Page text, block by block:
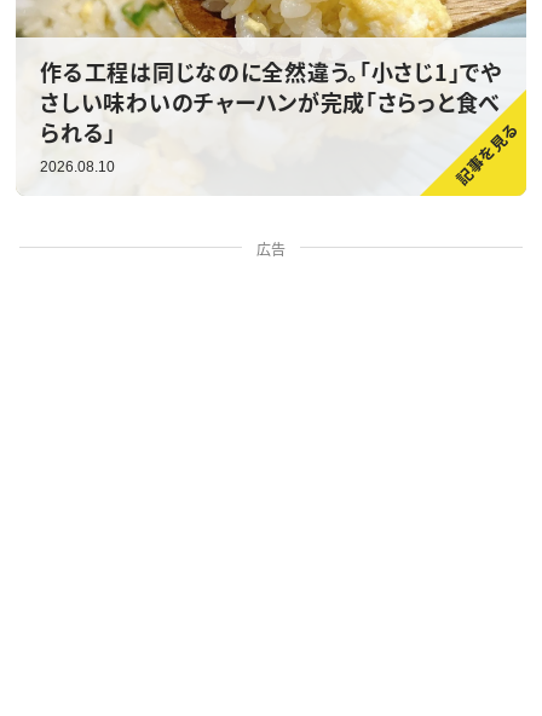
作る工程は同じなのに全然違う。「小さじ1」でや
さしい味わいのチャーハンが完成「さらっと食べ
られる」
2026.08.10
広告